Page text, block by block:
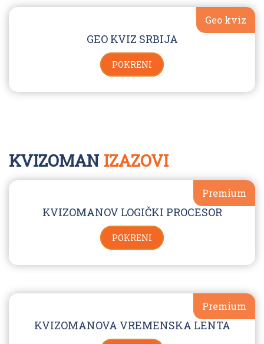
Geo kviz
GEO KVIZ SRBIJA
POKRENI
KVIZOMAN IZAZOVI
Premium
KVIZOMANOV LOGIČKI PROCESOR
POKRENI
Premium
KVIZOMANOVA VREMENSKA LENTA